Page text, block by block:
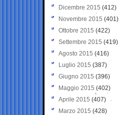
Dicembre 2015 (412)
Novembre 2015 (401)
Ottobre 2015 (422)
Settembre 2015 (419)
Agosto 2015 (416)
Luglio 2015 (387)
Giugno 2015 (396)
Maggio 2015 (402)
Aprile 2015 (407)
Marzo 2015 (428)